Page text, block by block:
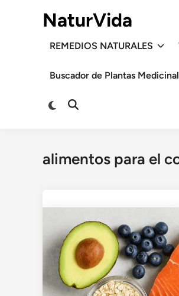
NaturVida
REMEDIOS NATURALES
Buscador de Plantas
Cambiar
Abrir
alimentos para el